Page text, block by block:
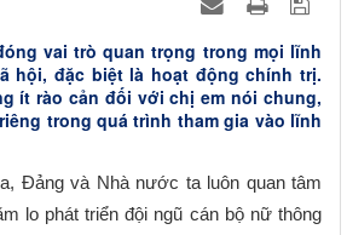
vai trò quan trọng trong mọi lĩnh
hội, đặc biệt là hoạt động chính trị.
ít rào cản đối với chị em nói chung,
trong quá trình tham gia vào lĩnh
Đảng và Nhà nước ta luôn quan tâm
lo phát triển đội ngũ cán bộ nữ thông